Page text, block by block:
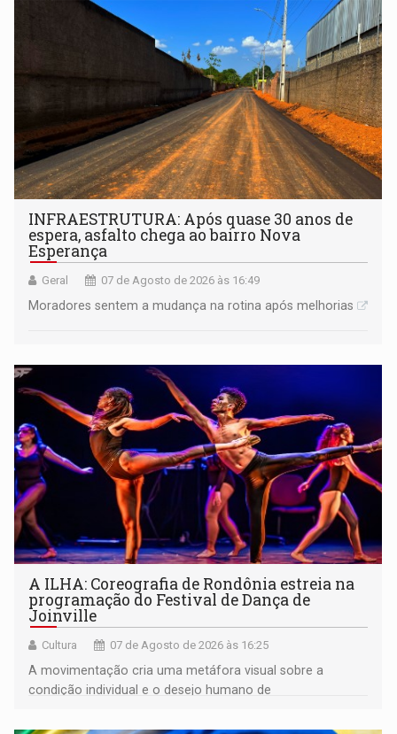
INFRAESTRUTURA: Após quase 30 anos de
espera, asfalto chega ao bairro Nova
Esperança
Geral 07 de Agosto de 2026 às 16:49
Moradores sentem a mudança na rotina após melhorias
A ILHA: Coreografia de Rondônia estreia na
programação do Festival de Dança de
Joinville
Cultura 07 de Agosto de 2026 às 16:25
A movimentação cria uma metáfora visual sobre a
condição individual e o desejo humano de